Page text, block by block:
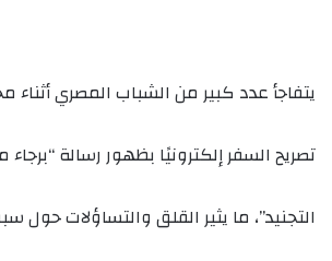
يتفاجأ عدد كبير من الشباب المصري أثناء
تصريح السفر إلكترونيًا بظهور رسالة
التجنيد”، ما يثير القلق والتساؤلات